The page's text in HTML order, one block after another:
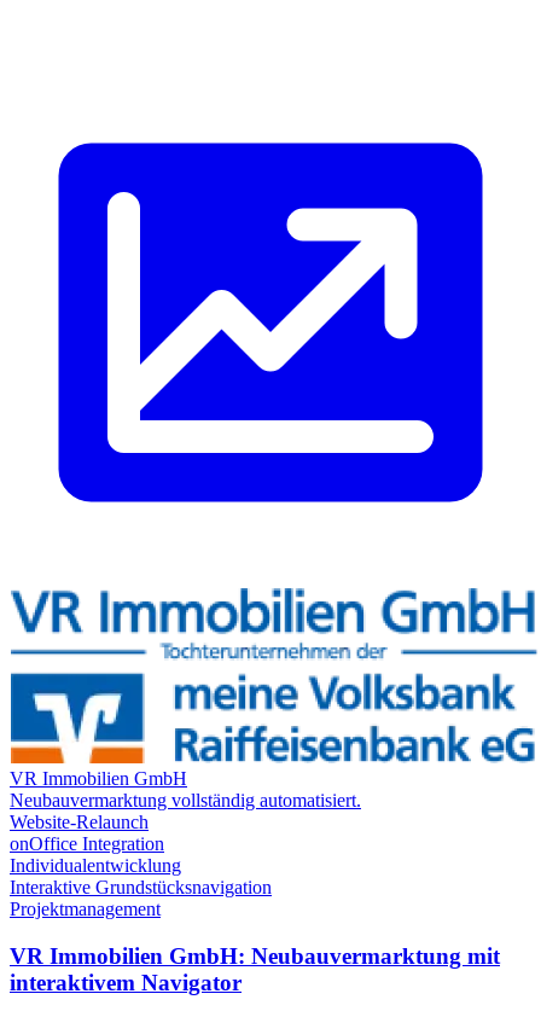
VR Immobilien GmbH
Neubauvermarktung vollständig automatisiert.
Website-Relaunch
onOffice Integration
Individualentwicklung
Interaktive Grundstücksnavigation
Projektmanagement
VR Immobilien GmbH: Neubauvermarktung mit
interaktivem Navigator